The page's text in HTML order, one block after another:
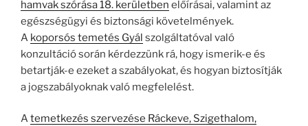
hamvak szórása 18. kerületben előírásai, valamint az
egészségügyi és biztonsági követelmények.
A koporsós temetés Gyál szolgáltatóval való
konzultáció során kérdezzünk rá, hogy ismerik-e és
betartják-e ezeket a szabályokat, és hogyan biztosítják
a jogszabályoknak való megfelelést.
Atemetkezés szervezése Ráckeve, Szigethalom,